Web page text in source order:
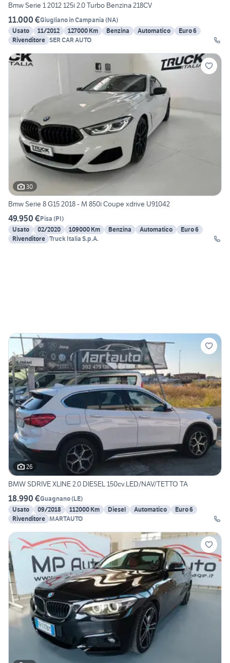
Bmw Serie 1 2012 125i 2.0 Turbo Benzina 218CV
11.000 €Giugliano in Campania (NA)
Usato
11/2012 127000 Km Benzina Automatico
Euro 6
Rivenditore SER CAR AUTO
30
Bmw Serie 8 G15 2018 - M 850i Coupe xdrive U91042
49.950 €Pisa (PI)
Usato
02/2020 109000 Km Benzina Automatico
Euro 6
Rivenditore Truck Italia S.p.A.
26
BMW SDRIVE XLINE 2.0 DIESEL 150cv.LED/NAV/TETTO TA
18.990 €Guagnano(LE)
Usato
09/2018 112000 Km Diesel Automatico
Euro 6
Rivenditore MARTAUTO